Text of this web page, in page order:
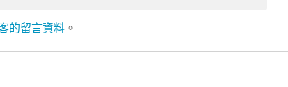
的留言資料 。